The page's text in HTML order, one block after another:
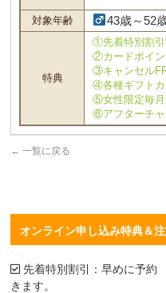
対象年齢 43歳～52
特典
①先着特別割
②カードポイン
③キャンセル
④各種ギフト
⑤女性限定毎月
⑥アフターチャ
← 一覧に戻る
オンライン申し込み特典＆
先着特別割引：早めに予約
きます。